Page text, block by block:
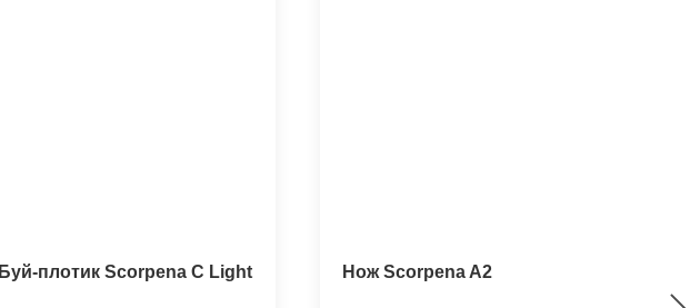
Буй-плотик Scorpena C Light Нож Scorpena A2